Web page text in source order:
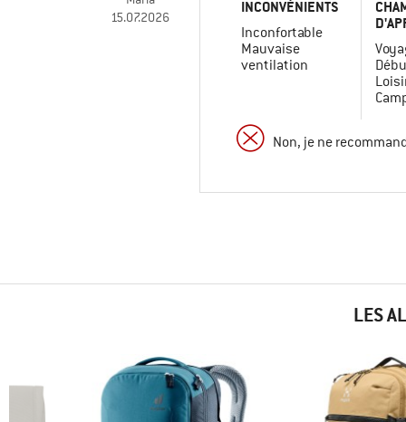
15.07.2026
INCONVÉNIENTS
Inconfortable
Mauvaise
ventilation
Non, je ne
LES